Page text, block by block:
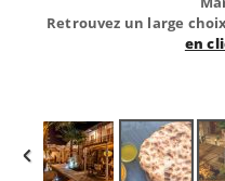
Retrouvez un large
en